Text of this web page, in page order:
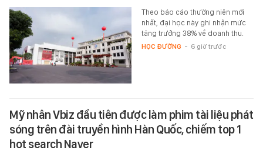
Theo báo cáo thường niên mới
nhất, đại học này ghi nhận mức
tăng trưởng 38% về doanh thu.
HỌC ĐƯỜNG - 6 giờ trước
Mỹ nhân Vbiz đầu tiên được làm phim tài liệu phát
sóng trên đài truyền hình Hàn Quốc, chiếm top 1
hot search Naver